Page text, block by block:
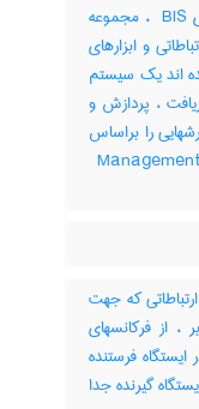
[سیستم اطلاعات تجاری] با حروف اختصاری ‎ BIS ، مجموعه
و ابزارهای
اند یک سیستم
، پردازش و
را براساس
تقاضاها به چاپ میرساند نیز نگاه کنید به ‎ Management
که جهت
از فرکانسهای
فرستنده
گیرنده جدا